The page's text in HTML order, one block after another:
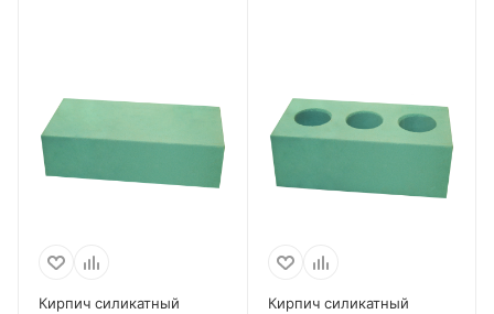
Кирпич силикатный
Кирпич силикатный